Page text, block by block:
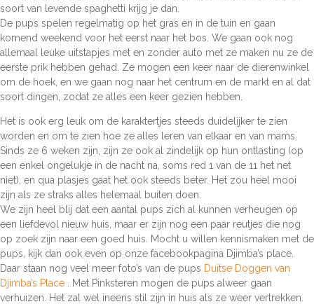
soort van levende spaghetti krijg je dan.
De pups spelen regelmatig op het gras en in de tuin en gaan
komend weekend voor het eerst naar het bos. We gaan ook nog
allemaal leuke uitstapjes met en zonder auto met ze maken nu ze de
eerste prik hebben gehad. Ze mogen een keer naar de dierenwinkel
om de hoek, en we gaan nog naar het centrum en de markt en al dat
soort dingen, zodat ze alles een keer gezien hebben.
Het is ook erg leuk om de karaktertjes steeds duidelijker te zien
worden en om te zien hoe ze alles leren van elkaar en van mams.
Sinds ze 6 weken zijn, zijn ze ook al zindelijk op hun ontlasting (op
een enkel ongelukje in de nacht na, soms red 1 van de 11 het net
niet), en qua plasjes gaat het ook steeds beter. Het zou heel mooi
zijn als ze straks alles helemaal buiten doen.
We zijn heel blij dat een aantal pups zich al kunnen verheugen op
een liefdevol nieuw huis, maar er zijn nog een paar reutjes die nog
op zoek zijn naar een goed huis. Mocht u willen kennismaken met de
pups, kijk dan ook even op onze facebookpagina Djimba’s place.
Daar staan nog veel meer foto’s van de pups Duitse Doggen van
Djimba’s Place . Met Pinksteren mogen de pups alweer gaan
verhuizen. Het zal wel ineens stil zijn in huis als ze weer vertrekken.